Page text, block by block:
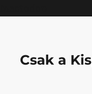
Csak a